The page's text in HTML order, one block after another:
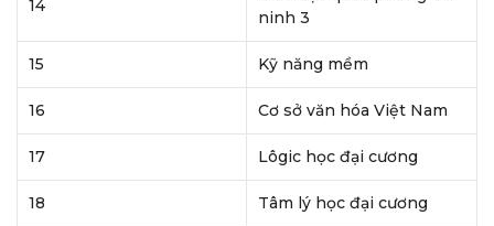
14
ninh 3
15 Kỹ năng mềm
16 Cơ sở văn hóa Việt Nam
17 Lôgic học đại cương
18 Tâm lý học đại cương